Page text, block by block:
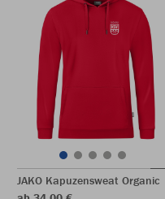
JAKO Kapuzensweat Organic